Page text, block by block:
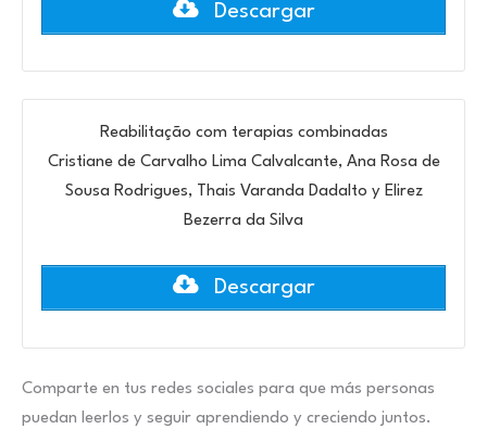
Descargar
Reabilitação com terapias combinadas
Cristiane de Carvalho Lima Calvalcante, Ana Rosa de
Sousa Rodrigues, Thais Varanda Dadalto y Elirez
Bezerra da Silva
Descargar
Comparte en tus redes sociales para que más personas
puedan leerlos y seguir aprendiendo y creciendo juntos.